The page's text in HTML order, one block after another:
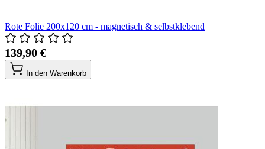
Rote Folie 200x120 cm - magnetisch & selbstklebend
139,90 €
In den Warenkorb